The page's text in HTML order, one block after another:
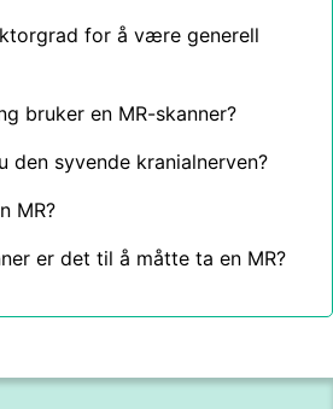
for å være generell
bruker en MR-skanner?
den syvende kranialnerven?
MR?
er det til å måtte ta en MR?